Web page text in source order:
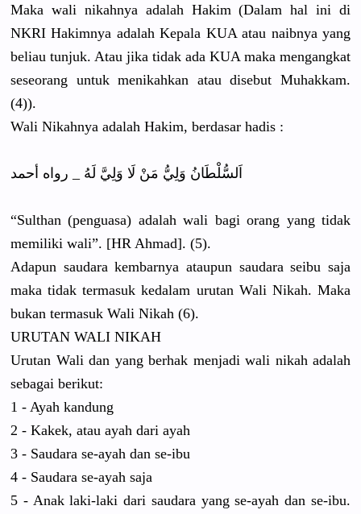
Maka wali nikahnya adalah Hakim (Dalam hal ini di
NKRI Hakimnya adalah Kepala KUA atau naibnya yang
beliau tunjuk. Atau jika tidak ada KUA maka mengangkat
seseorang untuk menikahkan atau disebut Muhakkam.
(4)).
Wali Nikahnya adalah Hakim, berdasar hadis :
اَلسُّلْطَانُ وَلِيُّ مَنْ لَا وَلِيَّ لَهُ _ رواه أحمد
“Sulthan (penguasa) adalah wali bagi orang yang tidak
memiliki wali”. [HR Ahmad]. (5).
Adapun saudara kembarnya ataupun saudara seibu saja
maka tidak termasuk kedalam urutan Wali Nikah. Maka
bukan termasuk Wali Nikah (6).
URUTAN WALI NIKAH
Urutan Wali dan yang berhak menjadi wali nikah adalah
sebagai berikut:
1 - Ayah kandung
2 - Kakek, atau ayah dari ayah
3 - Saudara se-ayah dan se-ibu
4 - Saudara se-ayah saja
5 - Anak laki-laki dari saudara yang se-ayah dan se-ibu.